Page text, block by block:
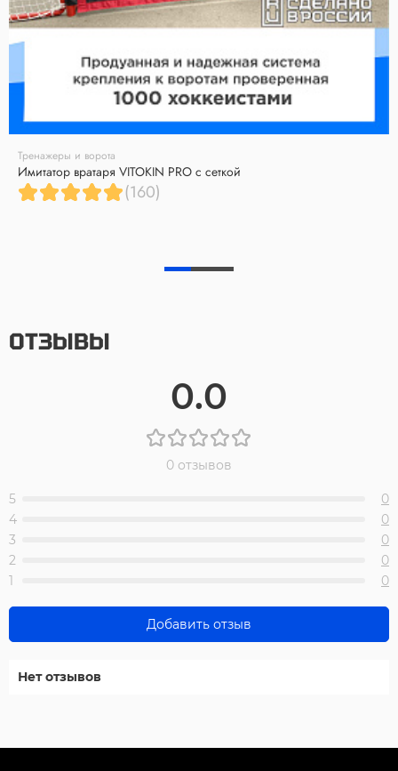
Тренажеры и ворота
Имитатор вратаря VITOKIN PRO с сеткой
(160)
ОТЗЫВЫ
0.0
0 отзывов
5
0
4
0
3
0
2
0
1
0
Добавить отзыв
Нет отзывов